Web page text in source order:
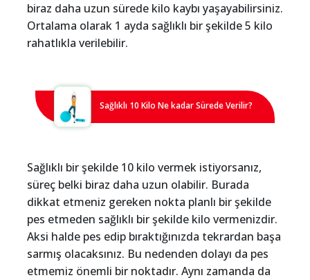
biraz daha uzun sürede kilo kaybı yaşayabilirsiniz.
Ortalama olarak 1 ayda sağlıklı bir şekilde 5 kilo
rahatlıkla verilebilir.
Sağlıklı 10 Kilo Ne kadar Sürede Verilir?
Sağlıklı bir şekilde 10 kilo vermek istiyorsanız,
süreç belki biraz daha uzun olabilir. Burada
dikkat etmeniz gereken nokta planlı bir şekilde
pes etmeden sağlıklı bir şekilde kilo vermenizdir.
Aksi halde pes edip bıraktığınızda tekrardan başa
sarmış olacaksınız. Bu nedenden dolayı da pes
etmemiz önemli bir noktadır. Aynı zamanda da